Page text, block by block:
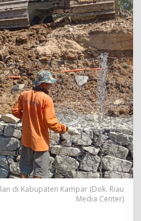
di Kabupaten Kampar (Dok. Riau
Media Center)